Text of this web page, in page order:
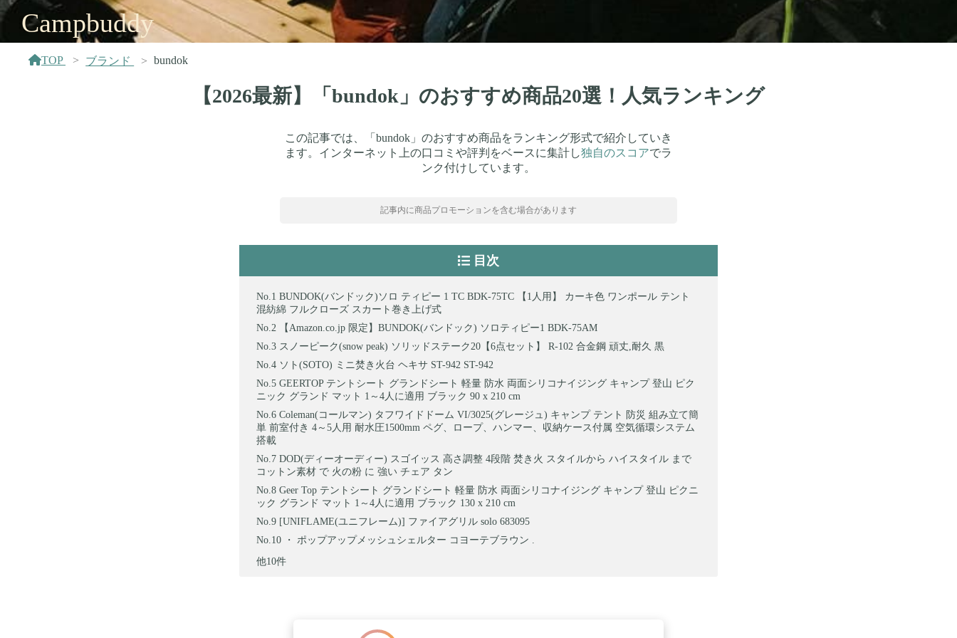
Campbuddy
TOP ブランド bundok
【2026最新】「bundok」のおすすめ商品20選！人気ランキング
この記事では、「bundok」のおすすめ商品をランキング形式で紹介していき
ます。インターネット上の口コミや評判をベースに集計し独自のスコアでラ
ンク付けしています。
記事内に商品プロモーションを含む場合があります
目次
BUNDOK(バンドック)ソロ ティピー 1 TC BDK-75TC 【1人用】 カーキ色 ワンポール テント
混紡綿 フルクローズ スカート巻き上げ式
【Amazon.co.jp 限定】BUNDOK(バンドック) ソロティピー1 BDK-75AM
スノーピーク(snow peak) ソリッドステーク20【6点セット】 R-102 合金鋼 頑丈,耐久 黒
ソト(SOTO) ミニ焚き火台 ヘキサ ST-942 ST-942
GEERTOP テントシート グランドシート 軽量 防水 両面シリコナイジング キャンプ 登山 ピク
ニック グランド マット 1～4人に適用 ブラック 90 x 210 cm
Coleman(コールマン) タフワイドドーム VI/3025(グレージュ) キャンプ テント 防災 組み立て簡
単 前室付き 4～5人用 耐水圧1500mm ペグ、ロープ、ハンマー、収納ケース付属 空気循環システム
搭載
DOD(ディーオーディー) スゴイッス 高さ調整 4段階 焚き火 スタイルから ハイスタイル まで
コットン素材 で 火の粉 に 強い チェア タン
Geer Top テントシート グランドシート 軽量 防水 両面シリコナイジング キャンプ 登山 ピクニ
ック グランド マット 1～4人に適用 ブラック 130 x 210 cm
[UNIFLAME(ユニフレーム)] ファイアグリル solo 683095
・ ポップアップメッシュシェルター コヨーテブラウン .
他10件